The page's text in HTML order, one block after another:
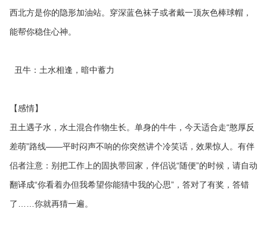
西北方是你的隐形加油站。穿深蓝色袜子或者戴一顶灰色棒球帽，
能帮你稳住心神。
丑牛：土水相逢，暗中蓄力
【感情】
丑土遇子水，水土混合作物生长。单身的牛牛，今天适合走“憨厚反
差萌”路线——平时闷声不响的你突然讲个冷笑话，效果惊人。有伴
侣者注意：别把工作上的固执带回家，伴侣说“随便”的时候，请自动
翻译成“你看着办但我希望你能猜中我的心思”，答对了有奖，答错
了……你就再猜一遍。